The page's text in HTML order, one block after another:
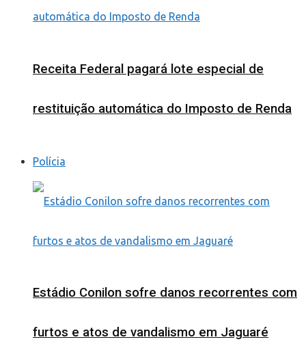
Receita Federal pagará lote especial de
restituição automática do Imposto de Renda
Polícia
Estádio Conilon sofre danos recorrentes com
furtos e atos de vandalismo em Jaguaré